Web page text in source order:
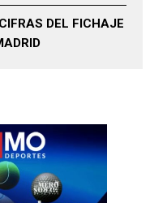
DEL FICHAJE